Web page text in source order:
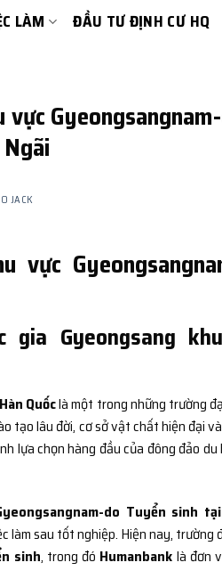
LÀM ĐẦU TƯ ĐỊNH CƯ HQ
JACK
vực
Gyeongsang
Quốclà một trong những trường
tạo lâu đời, cơ sở vật chất hiện đại
lựa chọn hàng đầu của đông đảo du
do Tuyển sinh
làm sau tốt nghiệp. Hiện nay, trường
sinh, trong đó Humanbank là đơn